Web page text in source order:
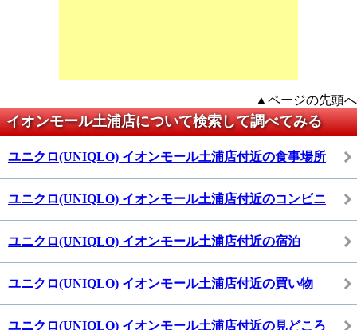
▲ページの先頭へ
イオンモール土浦店について検索して調べてみる
ユニクロ(UNIQLO) イオンモール土浦店付近の食事場所
ユニクロ(UNIQLO) イオンモール土浦店付近のコンビニ
ユニクロ(UNIQLO) イオンモール土浦店付近の宿泊
ユニクロ(UNIQLO) イオンモール土浦店付近の買い物
ユニクロ(UNIQLO) イオンモール土浦店付近の見どころ